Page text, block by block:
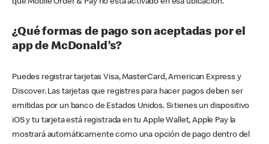
que Mobile Order & Pay no está activado en esa ubicación.
¿Qué formas de pago son aceptadas por el
app de McDonald’s?
Puedes registrar tarjetas Visa, MasterCard, American Express y
Discover. Las tarjetas que registres para hacer pagos deben ser
emitidas por un banco de Estados Unidos. Si tienes un dispositivo
iOS y tu tarjeta está registrada en tu Apple Wallet, Apple Pay la
mostrará automáticamente como una opción de pago dentro del